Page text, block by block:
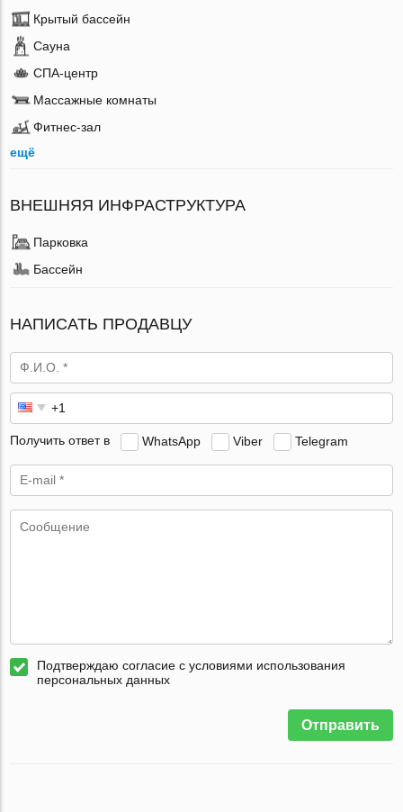
Крытый бассейн
Сауна
СПА-центр
Массажные комнаты
Фитнес-зал
ещё
ВНЕШНЯЯ ИНФРАСТРУКТУРА
Парковка
Бассейн
НАПИСАТЬ ПРОДАВЦУ
Получить ответ в WhatsApp Viber Telegram
Подтверждаю согласие с условиями использования
персональных данных
Отправить